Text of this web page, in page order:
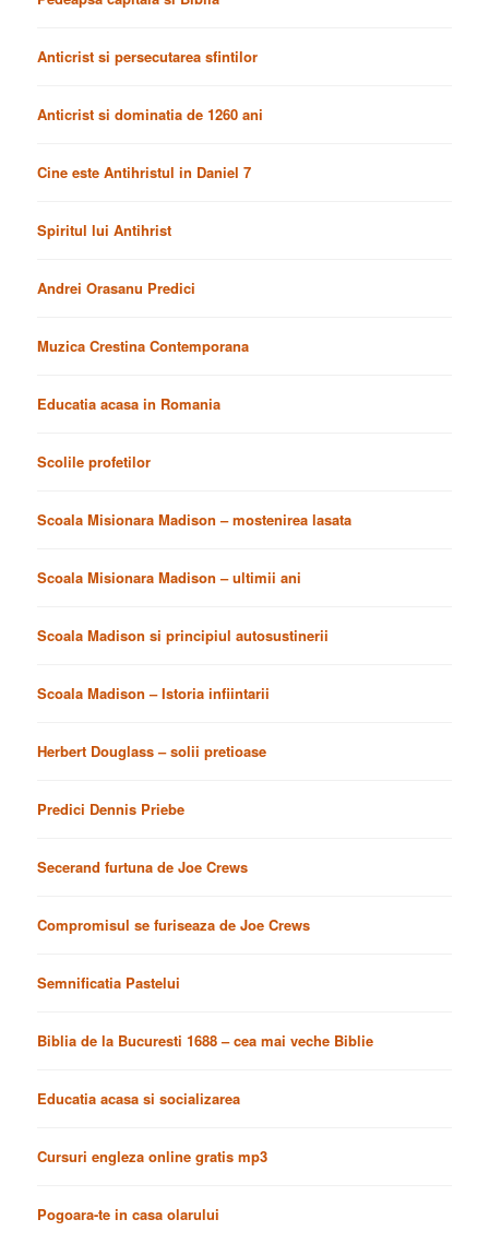
Anticrist si persecutarea sfintilor
Anticrist si dominatia de 1260 ani
Cine este Antihristul in Daniel 7
Spiritul lui Antihrist
Andrei Orasanu Predici
Muzica Crestina Contemporana
Educatia acasa in Romania
Scolile profetilor
Scoala Misionara Madison – mostenirea lasata
Scoala Misionara Madison – ultimii ani
Scoala Madison si principiul autosustinerii
Scoala Madison – Istoria infiintarii
Herbert Douglass – solii pretioase
Predici Dennis Priebe
Secerand furtuna de Joe Crews
Compromisul se furiseaza de Joe Crews
Semnificatia Pastelui
Biblia de la Bucuresti 1688 – cea mai veche Biblie
Educatia acasa si socializarea
Cursuri engleza online gratis mp3
Pogoara-te in casa olarului